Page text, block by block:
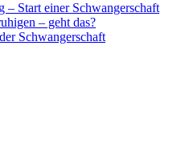
– Start einer Schwangerschaft
– geht das?
Schwangerschaft